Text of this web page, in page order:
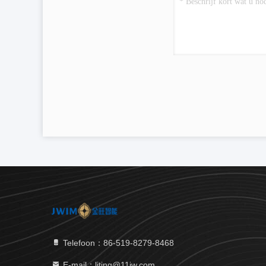
Telefoon：86-519-8279-8468